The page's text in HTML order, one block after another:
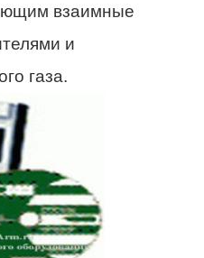
взаимные
и
газа.